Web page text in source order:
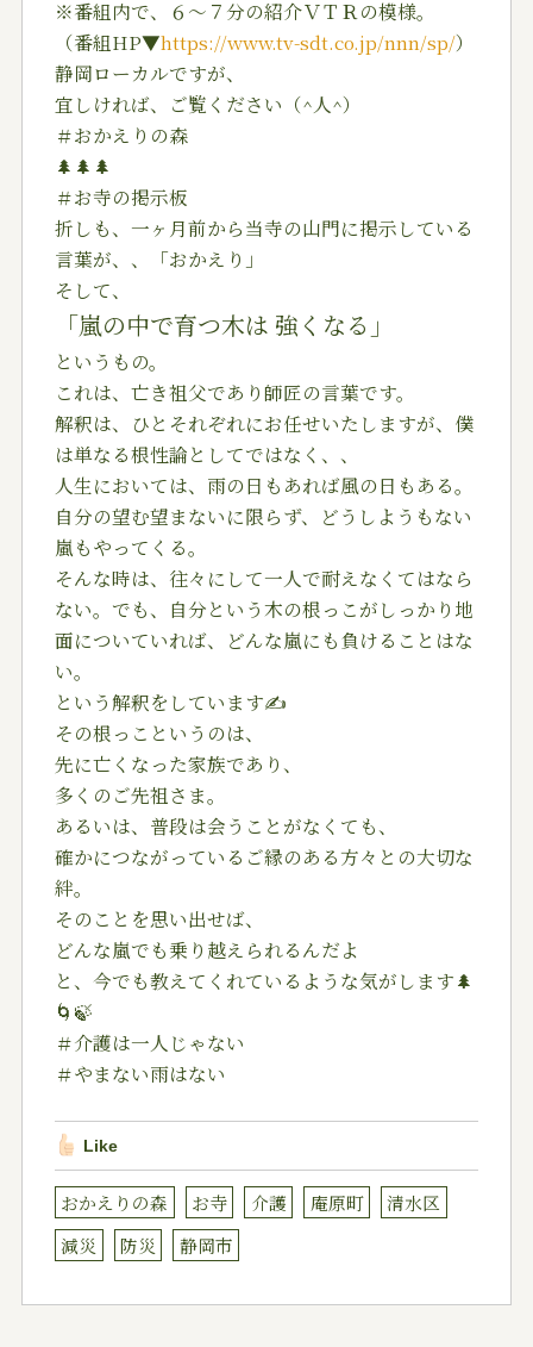
※番組内で、６〜７分の紹介ＶＴＲの模様。
（番組HP▼https://www.tv-sdt.co.jp/nnn/sp/）
静岡ローカルですが、
宜しければ、ご覧ください（^人^）
＃おかえりの森
🌲🌲🌲
＃お寺の掲示板
折しも、一ヶ月前から当寺の山門に掲示している
言葉が、、「おかえり」
そして、
「嵐の中で育つ木は 強くなる」
というもの。
これは、亡き祖父であり師匠の言葉です。
解釈は、ひとそれぞれにお任せいたしますが、僕
は単なる根性論としてではなく、、
人生においては、雨の日もあれば風の日もある。
自分の望む望まないに限らず、どうしようもない
嵐もやってくる。
そんな時は、往々にして一人で耐えなくてはなら
ない。でも、自分という木の根っこがしっかり地
面についていれば、どんな嵐にも負けることはな
い。
という解釈をしています✍️
その根っこというのは、
先に亡くなった家族であり、
多くのご先祖さま。
あるいは、普段は会うことがなくても、
確かにつながっているご縁のある方々との大切な
絆。
そのことを思い出せば、
どんな嵐でも乗り越えられるんだよ
と、今でも教えてくれているような気がします🌲
🌀🍃
＃介護は一人じゃない
＃やまない雨はない
Like
おかえりの森 お寺 介護 庵原町
清水区
減災
防災 静岡市